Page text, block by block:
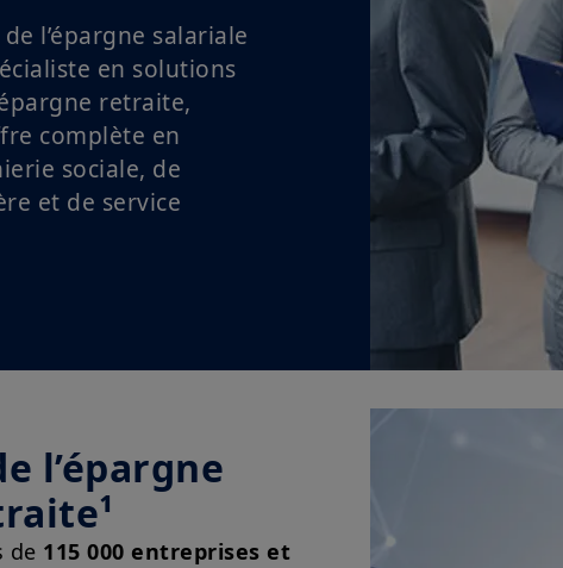
l’épargne salariale
en solutions
retraite,
complète en
sociale, de
et de service
l’épargne
de 115 000 entreprises et